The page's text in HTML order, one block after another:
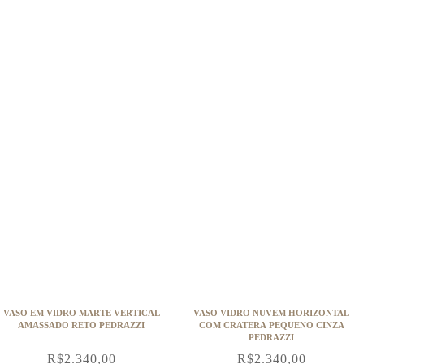
VASO EM VIDRO MARTE VERTICAL
AMASSADO RETO PEDRAZZI
R$2.340,00
VASO VIDRO NUVEM HORIZONTAL
COM CRATERA PEQUENO CINZA
PEDRAZZI
R$2.340,00